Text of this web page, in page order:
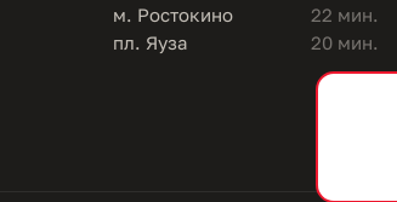
м. Ростокино
22 мин.
пл. Яуза
20 мин.